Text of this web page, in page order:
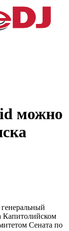
можно
Капитолийском
Сената по